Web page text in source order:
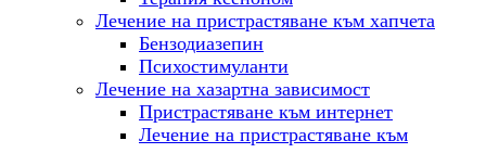
Лечение на пристрастяване към хапчета
Бензодиазепин
Психостимуланти
Лечение на хазартна зависимост
Пристрастяване към интернет
Лечение на пристрастяване към